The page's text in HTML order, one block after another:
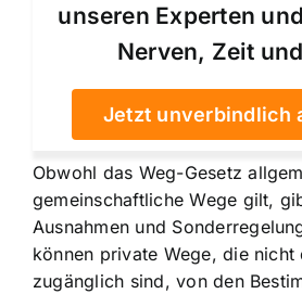
unseren Experten
Nerven, Zeit
Jetzt unverbindlich
Obwohl das Weg-Gesetz
gemeinschaftliche Wege gilt,
Ausnahmen und
können private Wege, die
zugänglich sind, von den